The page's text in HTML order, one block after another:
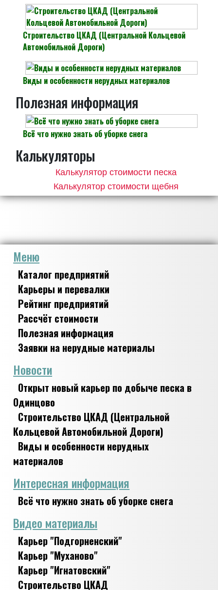
Строительство ЦКАД (Центральной Кольцевой
Автомобильной Дороги)
Виды и особенности нерудных материалов
Полезная информация
Всё что нужно знать об уборке снега
Калькуляторы
Калькулятор стоимости песка
Калькулятор стоимости щебня
Меню
Каталог предприятий
Карьеры и перевалки
Рейтинг предприятий
Рассчёт стоимости
Полезная информация
Заявки на нерудные материалы
Новости
Открыт новый карьер по добыче песка в
Одинцово
Строительство ЦКАД (Центральной
Кольцевой Автомобильной Дороги)
Виды и особенности нерудных
материалов
Интересная информация
Всё что нужно знать об уборке снега
Видео материалы
Карьер "Подгорненский"
Карьер "Муханово"
Карьер "Игнатовский"
Строительство ЦКАД